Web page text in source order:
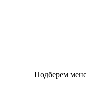
Подберем